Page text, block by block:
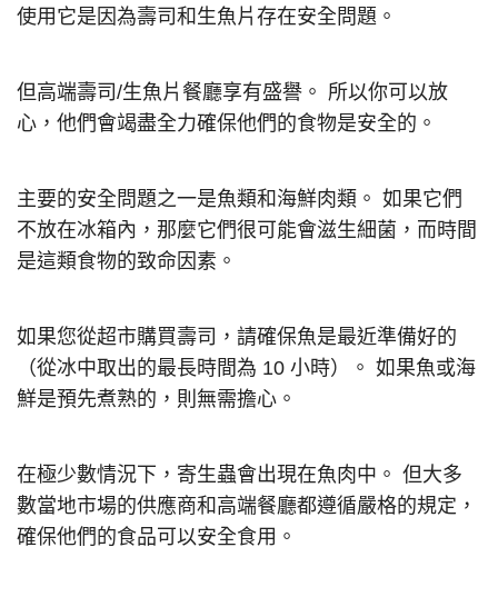
使用它是因為壽司和生魚片存在安全問題。
但高端壽司/生魚片餐廳享有盛譽。 所以你可以放
心，他們會竭盡全力確保他們的食物是安全的。
主要的安全問題之一是魚類和海鮮肉類。 如果它們
不放在冰箱內，那麼它們很可能會滋生細菌，而時間
是這類食物的致命因素。
如果您從超市購買壽司，請確保魚是最近準備好的
（從冰中取出的最長時間為 10 小時）。 如果魚或海
鮮是預先煮熟的，則無需擔心。
在極少數情況下，寄生蟲會出現在魚肉中。 但大多
數當地市場的供應商和高端餐廳都遵循嚴格的規定，
確保他們的食品可以安全食用。